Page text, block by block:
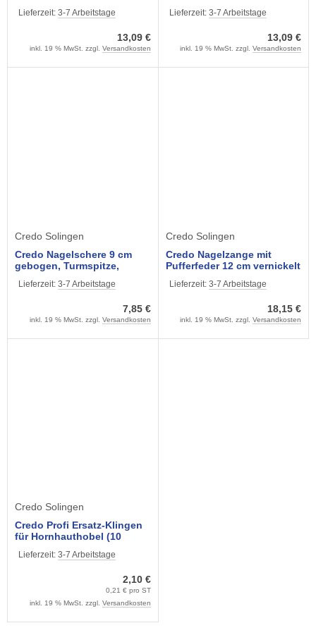
Lieferzeit: 3-7 Arbeitstage
13,09 €
inkl. 19 % MwSt. zzgl. Versandkosten
Lieferzeit: 3-7 Arbeitstage
13,09 €
inkl. 19 % MwSt. zzgl. Versandkosten
Credo Solingen
Credo Nagelschere 9 cm
gebogen, Turmspitze,
Blisterverpackung
Lieferzeit: 3-7 Arbeitstage
7,85 €
inkl. 19 % MwSt. zzgl. Versandkosten
Credo Solingen
Credo Nagelzange mit
Pufferfeder 12 cm vernickelt
Lieferzeit: 3-7 Arbeitstage
18,15 €
inkl. 19 % MwSt. zzgl. Versandkosten
Credo Solingen
Credo Profi Ersatz-Klingen
für Hornhauthobel (10
Lieferzeit: 3-7 Arbeitstage
2,10 €
0,21 € pro ST
inkl. 19 % MwSt. zzgl. Versandkosten